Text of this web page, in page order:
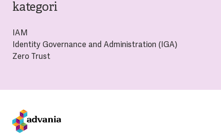
kategori
IAM
Identity Governance and Administration (IGA)
Zero Trust